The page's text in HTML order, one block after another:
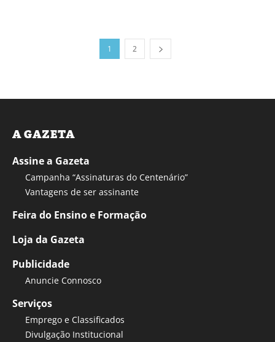
1 2
A GAZETA
Assine a Gazeta
Campanha “Assinaturas do Centenário”
Vantagens de ser assinante
Feira do Ensino e Formação
Loja da Gazeta
Publicidade
Anuncie Connosco
Serviços
Emprego e Classificados
Divulgação Institucional